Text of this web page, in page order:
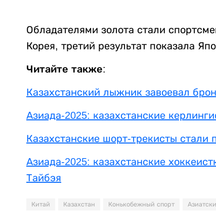
Обладателями золота стали
Корея, третий результат показала
Читайте также:
Казахстанский лыжник завоевал
Азиада-2025: казахстанские
Казахстанские шорт-трекисты
Азиада-2025: казахстанские
Тайбэя
Китай Казахстан Конькобежный спорт